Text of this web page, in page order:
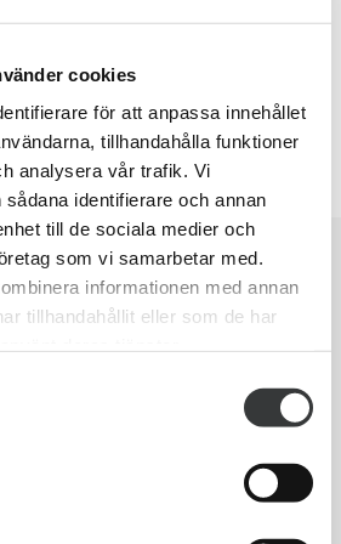
cookies
för att anpassa innehållet
tillhandahålla funktioner
analysera vår trafik. Vi
identifierare och annan
till de sociala medier och
som vi samarbetar med.
informationen med annan
tillhandahållit eller som de har
grundläggande SEO och
med ditt resultat på
analys där du får en rapport
din hemsida har grundläggande
inom en minut. I värsta fall kan